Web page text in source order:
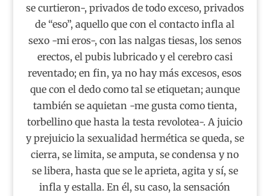
se curtieron-, privados de todo exceso, privados
de “eso”, aquello que con el contacto infla al
sexo -mi eros-, con las nalgas tiesas, los senos
erectos, el pubis lubricado y el cerebro casi
reventado; en fin, ya no hay más excesos, esos
que con el dedo como tal se etiquetan; aunque
también se aquietan -me gusta como tienta,
torbellino que hasta la testa revolotea-. A juicio
y prejuicio la sexualidad hermética se queda, se
cierra, se limita, se amputa, se condensa y no
se libera, hasta que se le aprieta, agita y sí, se
infla y estalla. En él, su caso, la sensación